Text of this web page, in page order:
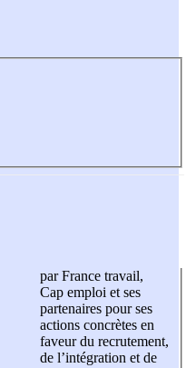
par France travail,
Cap emploi et ses
partenaires pour ses
actions concrètes en
faveur du recrutement,
de l’intégration et de